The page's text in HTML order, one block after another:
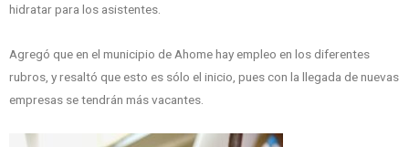
hidratar para los asistentes.
Agregó que en el municipio de Ahome hay empleo en los diferentes
rubros, y resaltó que esto es sólo el inicio, pues con la llegada de nuevas
empresas se tendrán más vacantes.